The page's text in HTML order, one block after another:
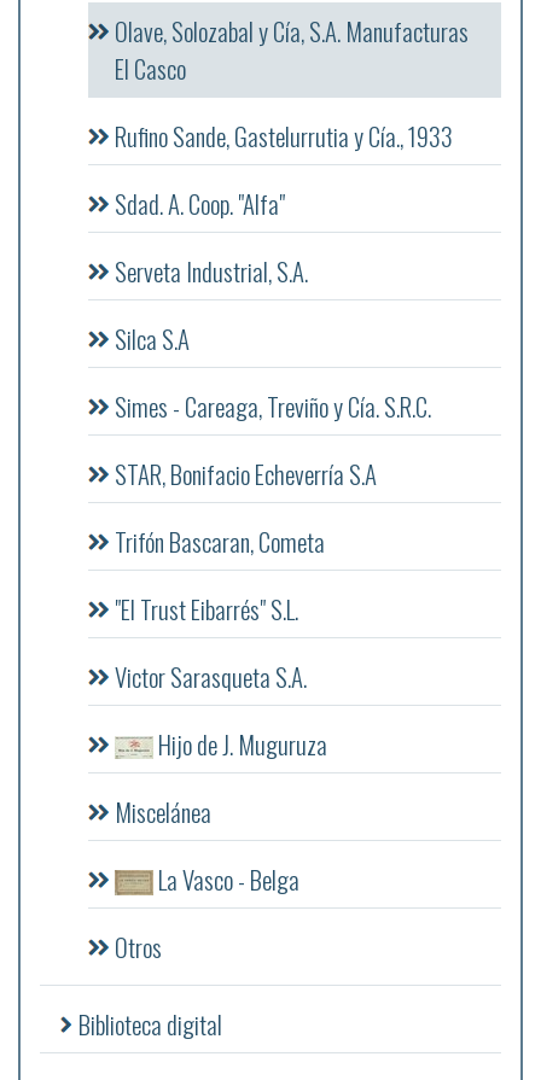
Olave, Solozabal y Cía, S.A. Manufacturas
El Casco
Rufino Sande, Gastelurrutia y Cía., 1933
Sdad. A. Coop. "Alfa"
Serveta Industrial, S.A.
Silca S.A
Simes - Careaga, Treviño y Cía. S.R.C.
STAR, Bonifacio Echeverría S.A
Trifón Bascaran, Cometa
"El Trust Eibarrés" S.L.
Victor Sarasqueta S.A.
Hijo de J. Muguruza
Miscelánea
La Vasco - Belga
Otros
Biblioteca digital